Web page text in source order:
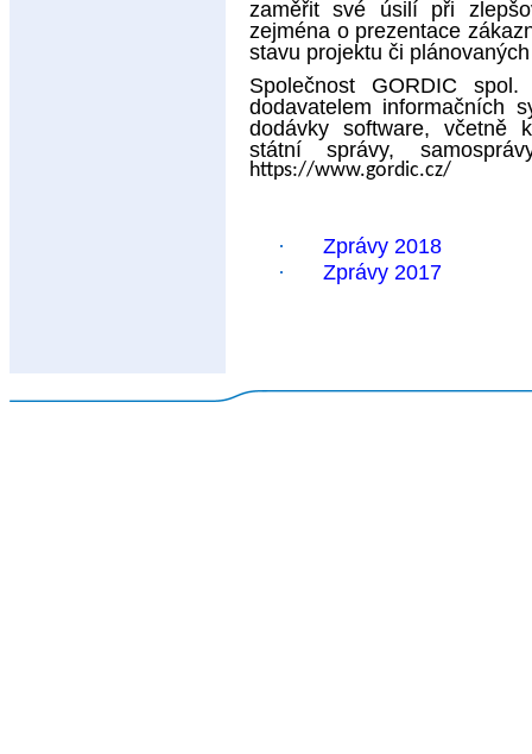
zaměřit své úsilí při
zejména o prezentace
stavu projektu či
Společnost GORDIC
dodavatelem informačních
dodávky software, včetně
státní správy,
https://www.gordic.cz/
· Zprávy 2018
·
Zprávy 2017